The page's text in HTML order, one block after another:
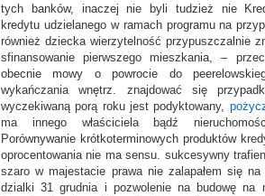
tych banków, inaczej nie byli tudzież nie
kredytu udzielanego w ramach programu na
również dziecka wierzytelność przypuszczalnie
sfinansowanie pierwszego mieszkania, –
obecnie mowy o powrocie do
wykańczania wnętrz. znajdować się
wyczekiwaną porą roku jest podyktowany,
ma innego właściciela bądź
Porównywanie krótkoterminowych produktów
oprocentowania nie ma sensu. sukcesywny
szaro w majestacie prawa nie zalapałem się
dzialki 31 grudnia i pozwolenie na budowę na